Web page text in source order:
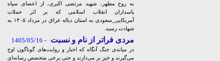
به روح مطهر، شهید مرتضی اکبری، از اعضای سپاه
پاسداران انقلاب اسلامی که بر اثر حملات
آمریکایی_سعودی به استان دیاله عراق در مرداد ۱۴۰۵ به
شهادت رسید.
مردی فراتر از نام‌ و نسبت - 1405/05/16
در میانه‌ی جنگ آنگاه که اخبار و روایت‌های گوناگون اوج
می‌گیرند و خیز بر می‌دارند و حتی برخی متخصص رسانه‌ای